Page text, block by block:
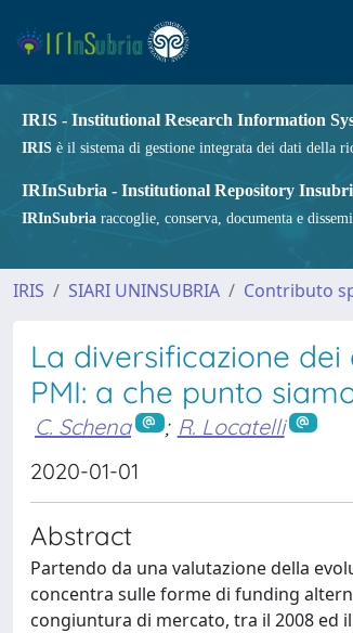
IRIS - Institutional Research Information
IRIS è il sistema di gestione integrata dei dati della
IRInSubria - Institutional Repository
IRInSubria raccoglie, conserva, documenta e
IRIS SIARI UNINSUBRIA Contributo
La diversificazione
PMI: a che punto
C. Schena ; R. Locatelli
2020-01-01
Abstract
Partendo da una valutazione della
concentra sulle forme di funding
congiuntura di mercato, tra il 2008 ed